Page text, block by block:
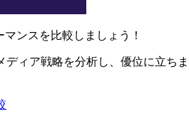
マンスを比較しましょう！
ディア戦略を分析し、優位に立ち